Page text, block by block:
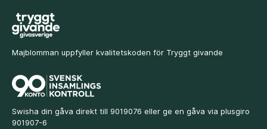
Majblomman uppfyller kvalitetskoden för Tryggt givande
Swisha din gåva direkt till 9019076 eller ge en gåva via plusgiro
901907-6